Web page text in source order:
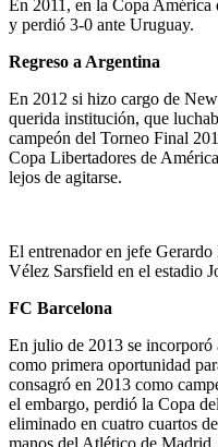
En 2011, en la Copa
y perdió 3-0 ante Uruguay.
Regreso a Argentina
En 2012 si hizo cargo de
querida institución, que
campeón del Torneo Final
Copa Libertadores de
lejos de agitarse.
El entrenador en jefe
Vélez Sarsfield en el estadio
FC Barcelona
En julio de 2013 se incorporó
como primera oportunidad
consagró en 2013 como
el embargo, perdió la Copa
eliminado en cuatro cuartos